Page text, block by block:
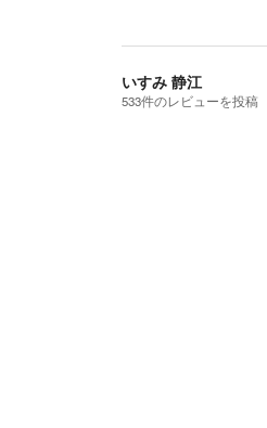
いすみ 静江
533件のレビューを投稿